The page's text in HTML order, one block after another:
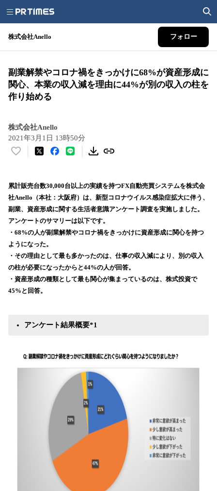
株式会社Anello フォロー
副業解禁やコロナ禍をきっかけに68%が資産形成に
関心、本業の収入減を理由に44%が別の収入の柱を
作り始める
株式会社Anello
2021年3月1日 13時50分
い
！
数
を
読
込
み
中
で
す
累計販売台数30,000台以上の実績を持つFX自動売買システムを株式会
社Anello（本社：大阪府）は、新型コロナウイルス感染症拡大に伴う、
副業、資産形成に関する生活者意識アンケート調査を実施しました。
アンケートのサマリーは以下です。
・68%の人が副業解禁やコロナ禍をきっかけに資産形成に関心を持つ
ようになった。
・その理由として最も多かったのは、仕事の収入減により、別の収入
の柱が必要になったからと44%の人が回答。
・資産形成の種類として最も関心が集まっているのは、株式投資で
45%と回答。
アンケート結果概要*1